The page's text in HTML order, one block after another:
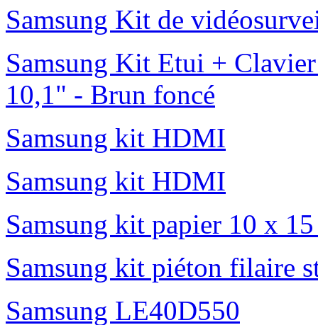
Samsung Kit de
Samsung Kit Etui +
10,1" - Brun foncé
Samsung kit HDMI
Samsung kit HDMI
Samsung kit papier 10 x
Samsung kit piéton filaire
Samsung LE40D550